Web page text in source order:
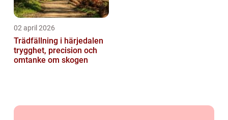
02 april 2026
Trädfällning i härjedalen
trygghet, precision och
omtanke om skogen